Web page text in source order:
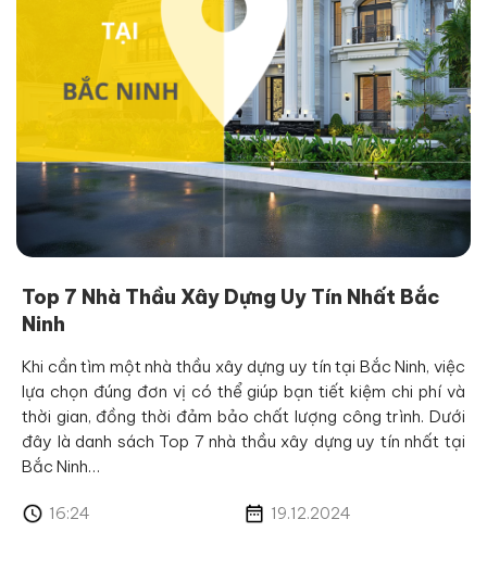
Top 7 Nhà Thầu Xây Dựng Uy Tín Nhất Bắc
Ninh
Khi cần tìm một nhà thầu xây dựng uy tín tại Bắc Ninh, việc
lựa chọn đúng đơn vị có thể giúp bạn tiết kiệm chi phí và
thời gian, đồng thời đảm bảo chất lượng công trình. Dưới
đây là danh sách Top 7 nhà thầu xây dựng uy tín nhất tại
Bắc Ninh…
16:24 19.12.2024